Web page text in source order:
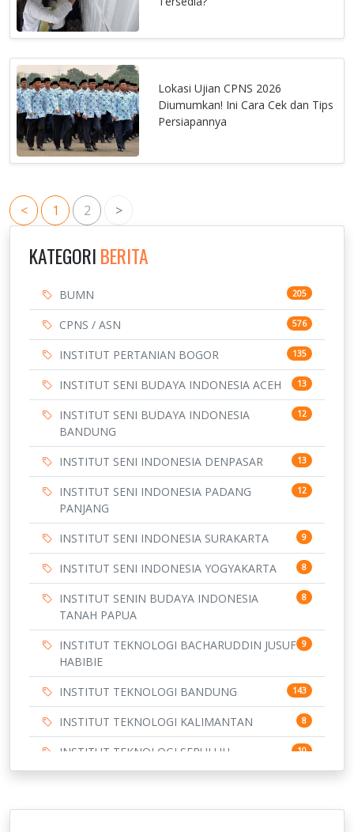
Lokasi Ujian CPNS 2026
Diumumkan! Ini Cara Cek dan Tips
Persiapannya
< 1 2 >
KATEGORI BERITA
BUMN 205
CPNS / ASN 576
INSTITUT PERTANIAN BOGOR 135
INSTITUT SENI BUDAYA INDONESIA ACEH 13
INSTITUT SENI BUDAYA INDONESIA
BANDUNG
12
INSTITUT SENI INDONESIA DENPASAR 13
INSTITUT SENI INDONESIA PADANG
PANJANG
12
INSTITUT SENI INDONESIA SURAKARTA 9
INSTITUT SENI INDONESIA YOGYAKARTA 8
INSTITUT SENIN BUDAYA INDONESIA
TANAH PAPUA
8
INSTITUT TEKNOLOGI BACHARUDDIN JUSUF
HABIBIE
9
INSTITUT TEKNOLOGI BANDUNG 143
INSTITUT TEKNOLOGI KALIMANTAN 8
INSTITUT TEKNOLOGI SEPULUH
NOVEMBER
10